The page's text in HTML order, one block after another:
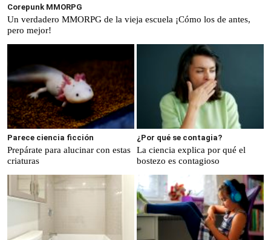
Corepunk MMORPG
Un verdadero MMORPG de la vieja escuela ¡Cómo los de antes,
pero mejor!
Parece ciencia ficción
Prepárate para alucinar con estas
criaturas
¿Por qué se contagia?
La ciencia explica por qué el
bostezo es contagioso